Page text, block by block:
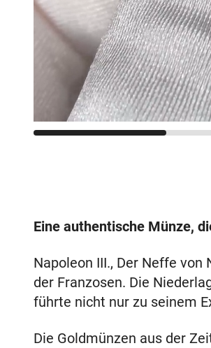
Eine authentische Münze,
Napoleon III., Der Neffe
der Franzosen. Die
führte nicht nur zu seinem
Die Goldmünzen aus der